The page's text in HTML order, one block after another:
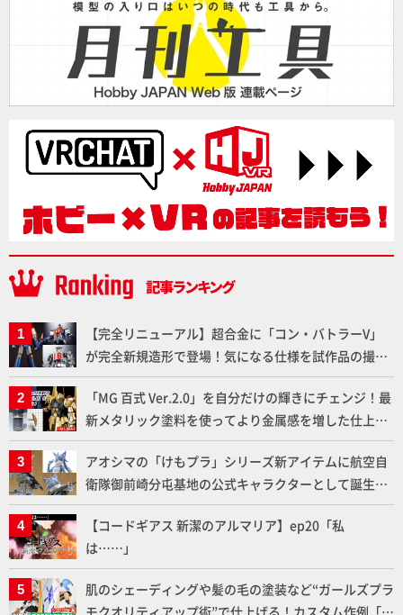
【完全リニューアル】超合金に「コン・バトラーV」
が完全新規造形で登場！気になる仕様を試作品の撮り
下ろしでご紹介!!さらに「大鉄人17」＆「ワンエイ
ト」セット情報もお届け！【超合金の魂】
「MG 百式 Ver.2.0」を自分だけの輝きにチェンジ！最
新メタリック塗料を使ってより金属感を増した仕上が
りに!!【試し読み】
アオシマの「けもプラ」シリーズ新アイテムに航空自
衛隊御前崎分屯基地の公式キャラクターとして誕生し
た「おまねこ」が着任！けもプラ公式サイト限定版と
通常版の2ラインで発売！
【コードギアス 新潔のアルマリア】ep20「私
は……」
肌のシェーディングや髪の毛の塗装など“ガールズプラ
モクオリティアップ術”で仕上げる！カスタム作例「白